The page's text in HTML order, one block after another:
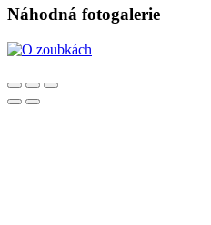
Náhodná fotogalerie